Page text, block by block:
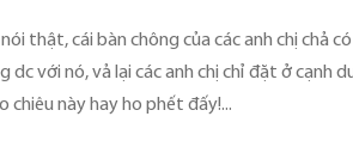
thật, cái bàn chông của các anh chị chả
dc với nó, vả lại các anh chị chỉ đặt ở cạnh
chiêu này hay ho phết đấy!...